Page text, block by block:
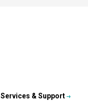
Services & Support